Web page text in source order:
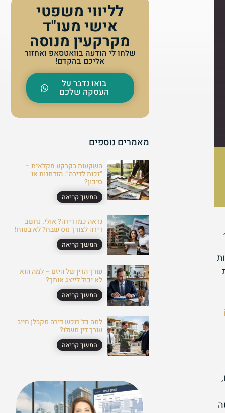
לליווי משפטי
אישי מעו"ד
מקרקעין מנוסה
שלחו לי הודעה בוואטסאפ ואחזור
אליכם בהקדם!
בואו נדבר על
העסקה שלכם
מאמרים נוספים
השקעות בקרקע חקלאית –
"זכות לדירה": הזדמנות או
סיכון?
המשך קריאה
נראה כמו דירה? אולי. נחשב
דירה לצורך מס שבח? לא בטוח!
המשך קריאה
עורך הדין של היזם – למה הוא
לא יכול לייצג אותך?
המשך קריאה
למה כל רוכש דירה מקבלן חייב
עורך דין משלו?
המשך קריאה